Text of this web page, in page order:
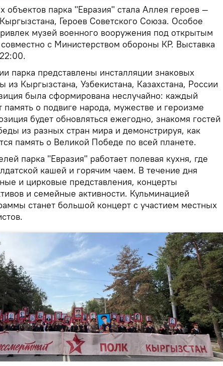
объектов парка "Евразия" стала Аллея героев —
Героев Советского Союза. Особое
музей военного вооружения под открытым
с Министерством обороны КР. Выставка
парка представлены инсталляции знаковых
из Кыргызстана, Узбекистана, Казахстана, России
была сформирована неслучайно: каждый
память о подвиге народа, мужестве и героизме
будет обновляться ежегодно, знакомя гостей
из разных стран мира и демонстрируя, как
память о Великой Победе по всей планете.
парка "Евразия" работает полевая кухня, где
кашей и горячим чаем. В течение дня
и цирковые представления, концерты
и семейные активности. Кульминацией
станет большой концерт с участием местных